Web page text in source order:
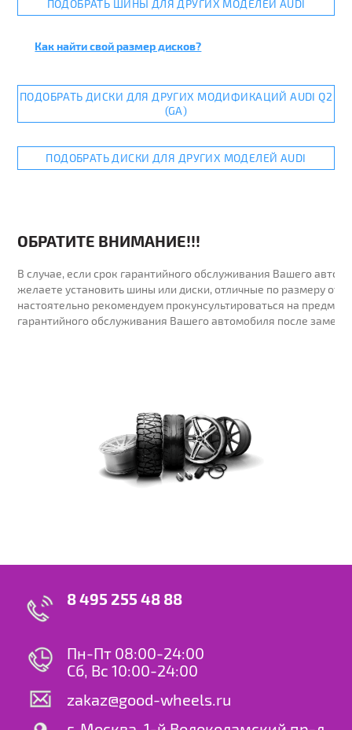
ПОДОБРАТЬ ШИНЫ ДЛЯ ДРУГИХ МОДЕЛЕЙ AUDI
Как найти свой размер дисков?
ПОДОБРАТЬ ДИСКИ ДЛЯ ДРУГИХ МОДИФИКАЦИЙ AUDI Q2
(GA)
ПОДОБРАТЬ ДИСКИ ДЛЯ ДРУГИХ МОДЕЛЕЙ AUDI
ОБРАТИТЕ ВНИМАНИЕ!!!
В случае, если срок гарантийного обслуживания Вашего
желаете установить шины или диски, отличные по размеру от
настоятельно рекомендуем прокунсультироваться на предмет
гарантийного обслуживания Вашего автомобиля после
8 495 255 48 88
Пн-Пт 08:00-24:00
Сб, Вс 10:00-24:00
zakaz@good-wheels.ru